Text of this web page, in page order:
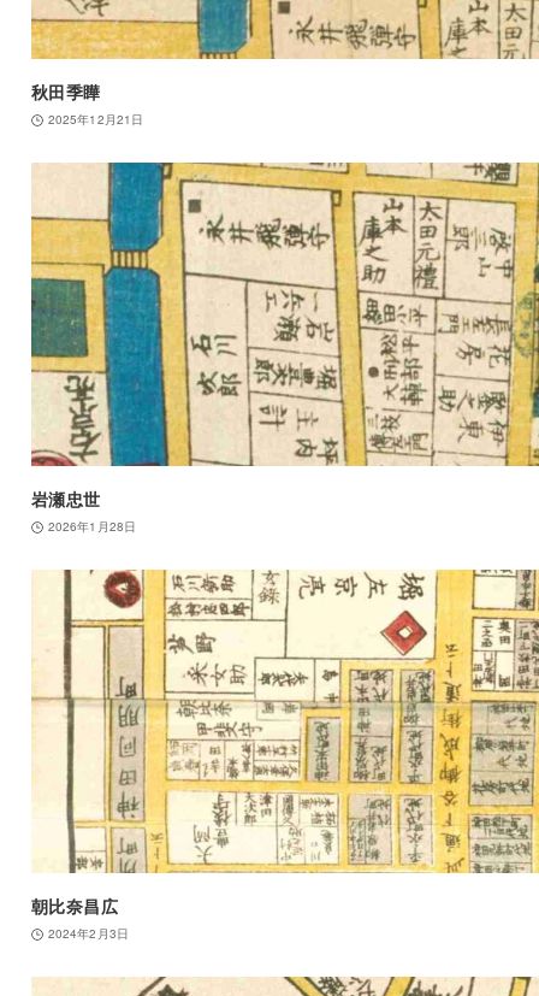
秋田季瞱
2025年12月21日
岩瀬忠世
2026年1月28日
朝比奈昌広
2024年2月3日